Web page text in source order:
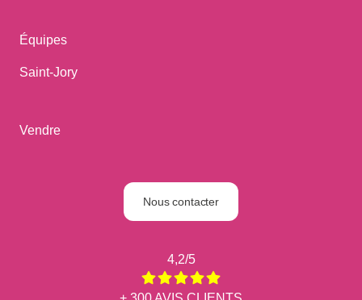
Équipes
Saint-Jory
Vendre
Nous contacter
4,2/5